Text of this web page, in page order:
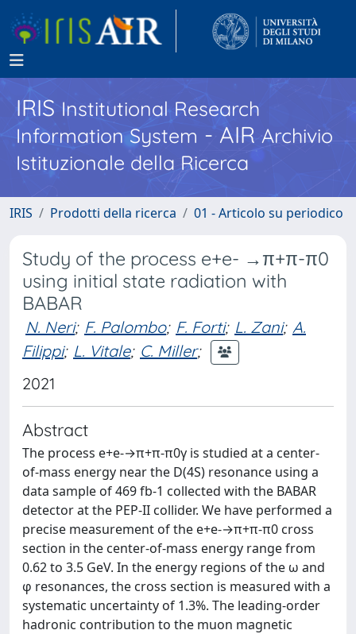
IRISInstitutional Research
Information System - AIR Archivio
Istituzionale della Ricerca
IRIS Prodotti della ricerca 01 - Articolo su periodico
Study of the process e+e- →π+π-π0
using initial state radiation with
BABAR
N. Neri; F. Palombo; F. Forti; L. Zani; A.
Filippi; L. Vitale; C. Miller;
2021
Abstract
The process e+e-→π+π-π0γ is studied at a center-
of-mass energy near the D(4S) resonance using a
data sample of 469 fb-1 collected with the BABAR
detector at the PEP-II collider. We have performed a
precise measurement of the e+e-→π+π-π0 cross
section in the center-of-mass energy range from
0.62 to 3.5 GeV. In the energy regions of the ω and
φ resonances, the cross section is measured with a
systematic uncertainty of 1.3%. The leading-order
hadronic contribution to the muon magnetic